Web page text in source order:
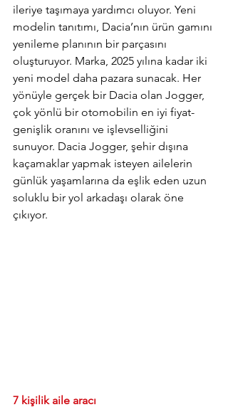
ileriye taşımaya yardımcı oluyor. Yeni
modelin tanıtımı, Dacia’nın ürün gamını
yenileme planının bir parçasını
oluşturuyor. Marka, 2025 yılına kadar iki
yeni model daha pazara sunacak. Her
yönüyle gerçek bir Dacia olan Jogger,
çok yönlü bir otomobilin en iyi fiyat-
genişlik oranını ve işlevselliğini
sunuyor. Dacia Jogger, şehir dışına
kaçamaklar yapmak isteyen ailelerin
günlük yaşamlarına da eşlik eden uzun
soluklu bir yol arkadaşı olarak öne
çıkıyor.
7 kişilik aile aracı